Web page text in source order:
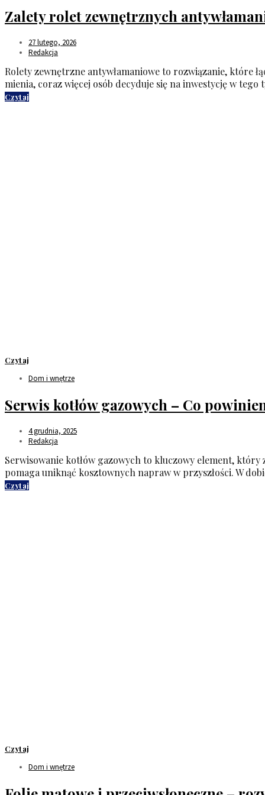
Zalety rolet zewnętrznych
27 lutego, 2026
Redakcja
Rolety zewnętrzne antywłamaniowe to rozwiązanie, które
mienia, coraz więcej osób decyduje się na inwestycję w tego
Czytaj
Czytaj
Dom i wnętrze
Serwis kotłów gazowych – Co
4 grudnia, 2025
Redakcja
Serwisowanie kotłów gazowych to kluczowy element,
pomaga uniknąć kosztownych napraw w przyszłości. W
Czytaj
Czytaj
Dom i wnętrze